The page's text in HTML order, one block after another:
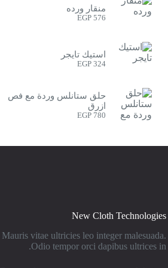
منقار ورده
EGP576
استيك تايجر
EGP324
حلق ستانلس وردة مع فص
ازرق
EGP780
New Cloth Technologies
Mauris vitae ultricies leo integer malesuada.
Odio tempor orci dapibus ultrices in.